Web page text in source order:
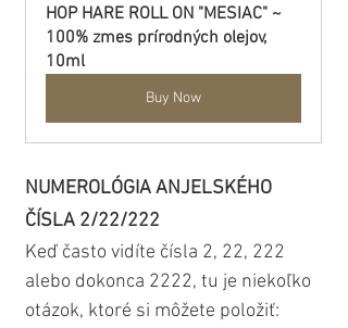
HOP HARE ROLL ON "MESIAC" ~
100% zmes prírodných olejov,
10ml
Buy Now
NUMEROLÓGIA ANJELSKÉHO
ČÍSLA 2/22/222
Keď často vidíte čísla 2, 22, 222
alebo dokonca 2222, tu je niekoľko
otázok, ktoré si môžete položiť: